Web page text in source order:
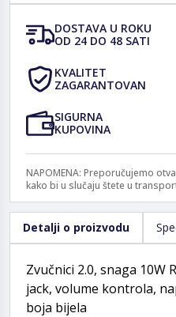
DOSTAVA U ROKU
OD 24 DO 48 SATI
KVALITET
ZAGARANTOVAN
SIGURNA
KUPOVINA
NAPOMENA: Preporučujemo
kako bi u slučaju štete u
Detalji o proizvodu
Zvučnici 2.0, snaga 10W
jack, volume kontrola,
boja bijela